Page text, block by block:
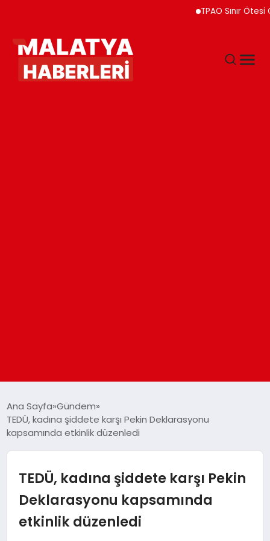
TPAO Sınır Ötesi
GÜNDEM
DÜNYA
EĞITIM
Ana Sayfa Gündem
TEDÜ, kadına şiddete karşı Pekin Deklarasyonu
kapsamında etkinlik düzenledi
TEDÜ, kadına şiddete karşı Pekin
Deklarasyonu kapsamında
etkinlik düzenledi